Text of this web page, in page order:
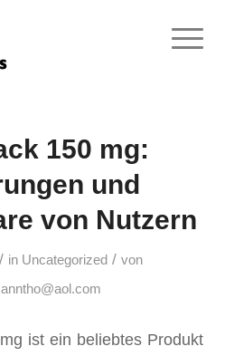
150 mg:
und
von Nutzern
/ in Uncategorized / von
ist ein beliebtes Produkt